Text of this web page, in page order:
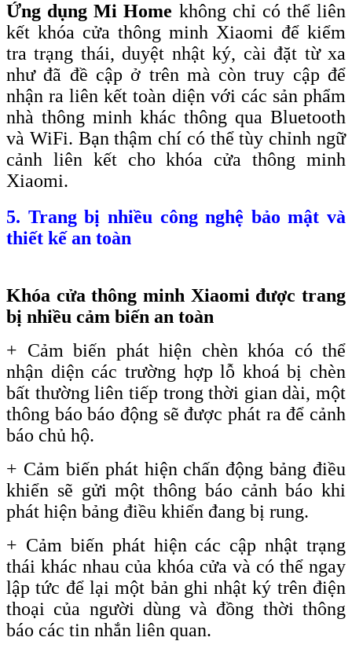
Ứng dụng Mi Home không chỉ có thể liên
kết khóa cửa thông minh Xiaomi để kiểm
tra trạng thái, duyệt nhật ký, cài đặt từ xa
như đã đề cập ở trên mà còn truy cập để
nhận ra liên kết toàn diện với các sản phẩm
nhà thông minh khác thông qua Bluetooth
và WiFi. Bạn thậm chí có thể tùy chỉnh ngữ
cảnh liên kết cho khóa cửa thông minh
Xiaomi.
5. Trang bị nhiều công nghệ bảo mật và
thiết kế an toàn
Khóa cửa thông minh Xiaomi được trang
bị nhiều cảm biến an toàn
+ Cảm biến phát hiện chèn khóa có thể
nhận diện các trường hợp lỗ khoá bị chèn
bất thường liên tiếp trong thời gian dài, một
thông báo báo động sẽ được phát ra để cảnh
báo chủ hộ.
+ Cảm biến phát hiện chấn động bảng điều
khiển sẽ gửi một thông báo cảnh báo khi
phát hiện bảng điều khiển đang bị rung.
+ Cảm biến phát hiện các cập nhật trạng
thái khác nhau của khóa cửa và có thể ngay
lập tức để lại một bản ghi nhật ký trên điện
thoại của người dùng và đồng thời thông
báo các tin nhắn liên quan.